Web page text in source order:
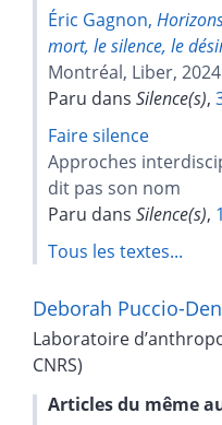
Éric Gagnon,
mort, le silence, le
Montréal, Liber, 2024
Paru dans Silence(s),
Faire silence
Approches
dit pas son nom
Paru dans Silence(s),
Tous les textes...
Deborah Puccio-Den
Laboratoire
CNRS)
Articles du même